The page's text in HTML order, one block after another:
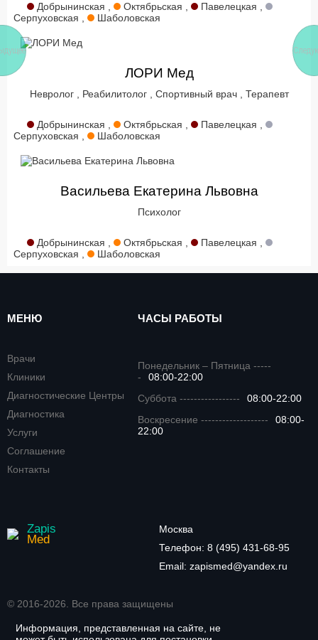
ЛОР (отоларинголог) ,Маммолог, Мануальный терапевт
Невролог,Нефролог,Окулист (офтальмолог)
Остеопат
,
Реабилитолог
Рефлексотерапевт
УЗИ-
Уролог,Флеболог
Эндоскопист,Отоневролог
(геронтолог),Нейрофизиолог,Абдоминальный хирург,
Акушер-гинеколог,Травматолог-ортопед,Уролог-андролог
Добрынинская , Октябрьская ,
Павелецкая ,
Серпуховская ,
Шаболовская
ЛОРИ Мед
Невролог, Реабилитолог, Спортивный врач, Терапевт
Добрынинская , Октябрьская ,
Павелецкая ,
Серпуховская ,
Шаболовская
Васильева Екатерина Львовна
Психолог
Добрынинская , Октябрьская ,
Павелецкая ,
Серпуховская ,
Шаболовская
МЕНЮ
Врачи
Клиники
Диагностические Центры
Диагностика
Услуги
Соглашение
Контакты
ЧАСЫ РАБОТЫ
Понедельник – Пятница -----
-
08:00-22:00
Суббота -----------------
08:00-22:00
Воскресение -------------------
08:00-
22:00
Zapis
Med
Москва
Телефон: 8 (495) 431-68-95
Email: zapismed@yandex.ru
© 2016-2026. Все права защищены
Информация, представленная на сайте, не